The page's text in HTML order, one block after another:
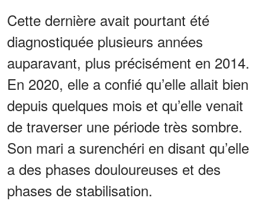
Cette dernière avait pourtant été
diagnostiquée plusieurs années
auparavant, plus précisément en 2014.
En 2020, elle a confié qu’elle allait bien
depuis quelques mois et qu’elle venait
de traverser une période très sombre.
Son mari a surenchéri en disant qu’elle
a des phases douloureuses et des
phases de stabilisation.